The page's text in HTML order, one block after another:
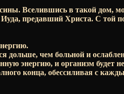
Вселившись в такой дом,
Иуда, предавший Христа. С той
дольше, чем больной и
энергию, и организм будет
конца, обессиливая с